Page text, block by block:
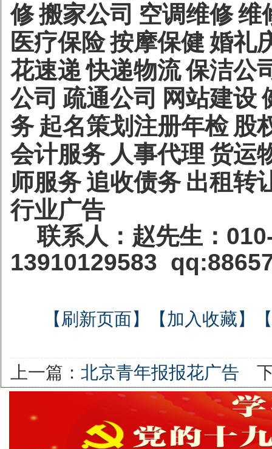
修搬家公司 空调维修维
医疗保险按摩保健 婚礼
花速递 快递物流保洁公
公司 疏通公司 网站建设
务 起名策划注册年检 股
会计服务 人事代理 货运
师服务 追收债务 出租转
行业广告
联系人：赵先生：
13910129583
【刷新页面】 【加入收藏】
上一篇： 北京青年报报花广告